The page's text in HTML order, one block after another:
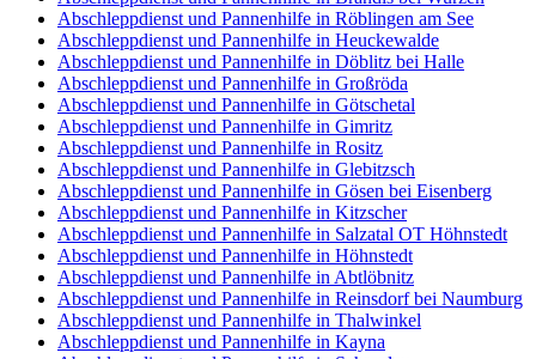
Abschleppdienst und Pannenhilfe in Röblingen am See
Abschleppdienst und Pannenhilfe in Heuckewalde
Abschleppdienst und Pannenhilfe in Döblitz bei Halle
Abschleppdienst und Pannenhilfe in Großröda
Abschleppdienst und Pannenhilfe in Götschetal
Abschleppdienst und Pannenhilfe in Gimritz
Abschleppdienst und Pannenhilfe in Rositz
Abschleppdienst und Pannenhilfe in Glebitzsch
Abschleppdienst und Pannenhilfe in Gösen bei Eisenberg
Abschleppdienst und Pannenhilfe in Kitzscher
Abschleppdienst und Pannenhilfe in Salzatal OT Höhnstedt
Abschleppdienst und Pannenhilfe in Höhnstedt
Abschleppdienst und Pannenhilfe in Abtlöbnitz
Abschleppdienst und Pannenhilfe in Reinsdorf bei Naumburg
Abschleppdienst und Pannenhilfe in Thalwinkel
Abschleppdienst und Pannenhilfe in Kayna